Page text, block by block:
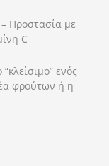
Προστασία με
C
ενός
φρούτων ή η